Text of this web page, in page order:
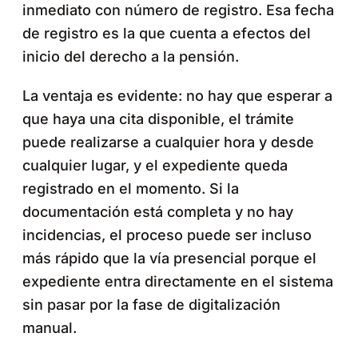
inmediato con número de registro. Esa fecha
de registro es la que cuenta a efectos del
inicio del derecho a la pensión.
La ventaja es evidente: no hay que esperar a
que haya una cita disponible, el trámite
puede realizarse a cualquier hora y desde
cualquier lugar, y el expediente queda
registrado en el momento. Si la
documentación está completa y no hay
incidencias, el proceso puede ser incluso
más rápido que la vía presencial porque el
expediente entra directamente en el sistema
sin pasar por la fase de digitalización
manual.